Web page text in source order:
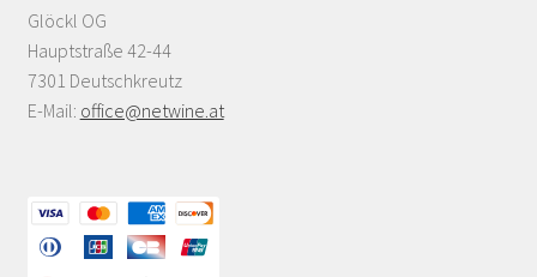
Glöckl OG
Hauptstraße 42-44
7301 Deutschkreutz
E-Mail: office@netwine.at